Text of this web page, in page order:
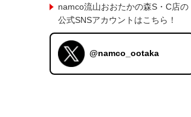
namco流山おおたかの森S・C店の
公式SNSアカウントはこちら！
@namco_ootaka